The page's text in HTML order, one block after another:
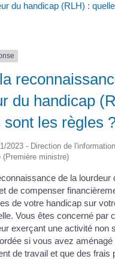
du handicap (RLH) :
du handicap
sont les règles
2023 - Direction de
ministre)
de la lourdeur
de compenser
de votre handicap sur
Vous êtes concerné par
exerçant une activité non
si vous avez
de travail et que des frais